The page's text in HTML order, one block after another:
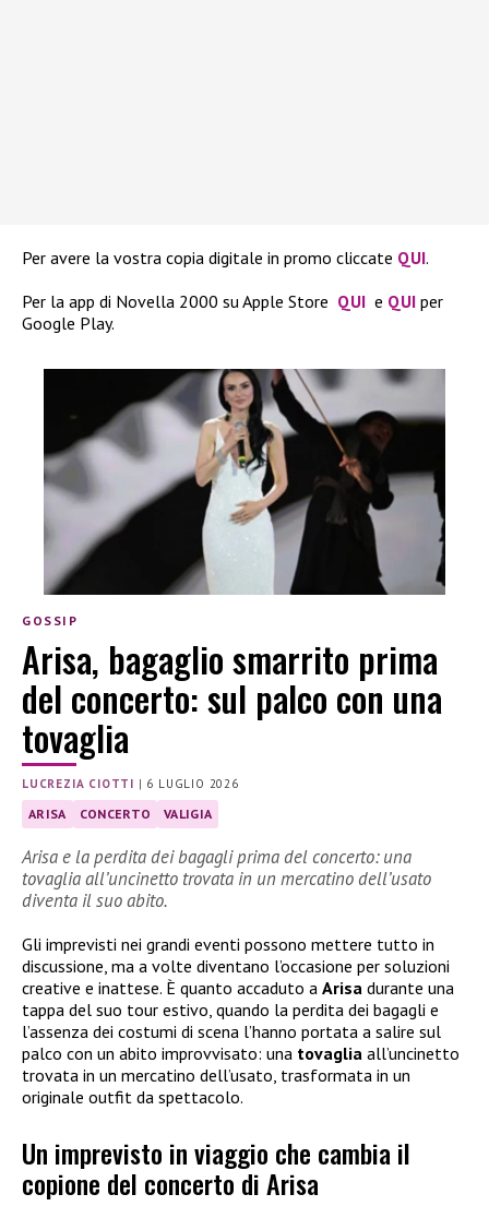
Per avere la vostra copia digitale in promo cliccate QUI.
Per la app di Novella 2000 su Apple Store QUI e QUI per
Google Play.
GOSSIP
Arisa, bagaglio smarrito prima
del concerto: sul palco con una
tovaglia
LUCREZIA CIOTTI | 6 LUGLIO 2026
ARISA CONCERTO VALIGIA
Arisa e la perdita dei bagagli prima del concerto: una
tovaglia all’uncinetto trovata in un mercatino dell’usato
diventa il suo abito.
Gli imprevisti nei grandi eventi possono mettere tutto in
discussione, ma a volte diventano l’occasione per soluzioni
creative e inattese. È quanto accaduto a Arisa durante una
tappa del suo tour estivo, quando la perdita dei bagagli e
l’assenza dei costumi di scena l’hanno portata a salire sul
palco con un abito improvvisato: una tovaglia all’uncinetto
trovata in un mercatino dell’usato, trasformata in un
originale outfit da spettacolo.
Un imprevisto in viaggio che cambia il
copione del concerto di Arisa